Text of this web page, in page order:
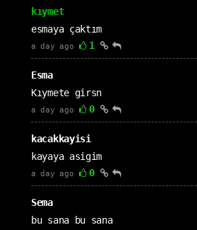
kıymet
esmaya çaktım
a day ago 1
Esma
Kıymete girsn
a day ago 0
kacakkayisi
kayaya asigim
a day ago 0
Sema
bu sana bu sana